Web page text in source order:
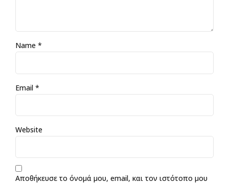
Name *
Email *
Website
Αποθήκευσε το όνομά μου, email, και τον ιστότοπο μου